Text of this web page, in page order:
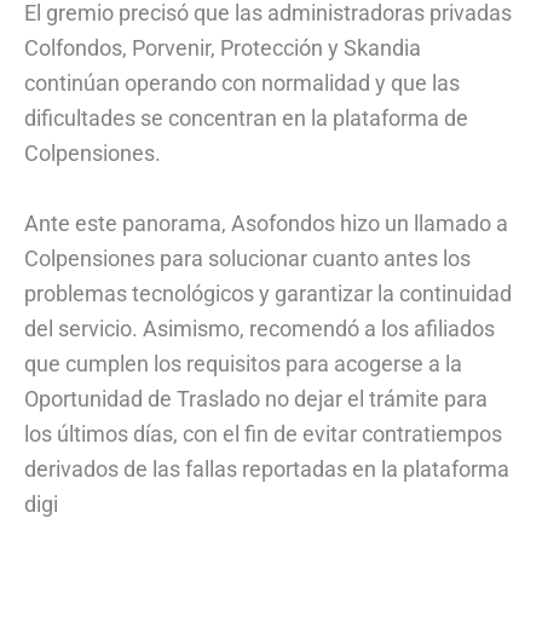
El gremio precisó que las administradoras privadas
Colfondos, Porvenir, Protección y Skandia
continúan operando con normalidad y que las
dificultades se concentran en la plataforma de
Colpensiones.
Ante este panorama, Asofondos hizo un llamado a
Colpensiones para solucionar cuanto antes los
problemas tecnológicos y garantizar la continuidad
del servicio. Asimismo, recomendó a los afiliados
que cumplen los requisitos para acogerse a la
Oportunidad de Traslado no dejar el trámite para
los últimos días, con el fin de evitar contratiempos
derivados de las fallas reportadas en la plataforma
digi